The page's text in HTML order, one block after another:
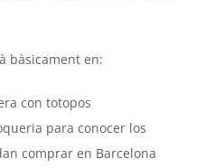
bàsicament en:
con totopos
para conocer los
comprar en Barcelona